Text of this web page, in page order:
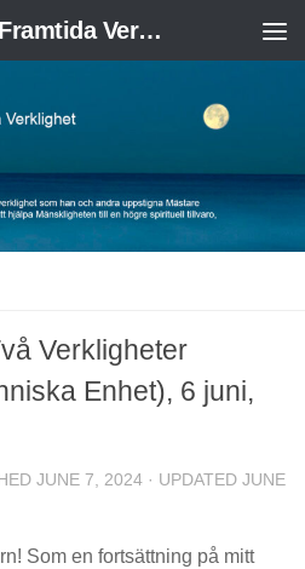
Välkomna till en Ny Framtida Verklighet
Verkligheter
Enhet), 6 juni,
JUNE 7, 2024 · UPDATED JUNE
Som en fortsättning på mitt